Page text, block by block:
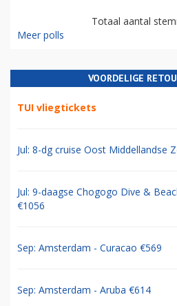
Totaal aantal
Meer polls
VOORDELIGE
TUI vliegtickets
Jul: 8-dg cruise Oost Middellandse
Jul: 9-daagse Chogogo Dive &
€1056
Sep: Amsterdam - Curacao €569
Sep: Amsterdam - Aruba €614